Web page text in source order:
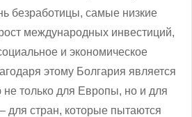
безработицы, самые низкие
международных инвестиций,
и экономическое
этому Болгария является
только для Европы, но и для
для стран, которые пытаются